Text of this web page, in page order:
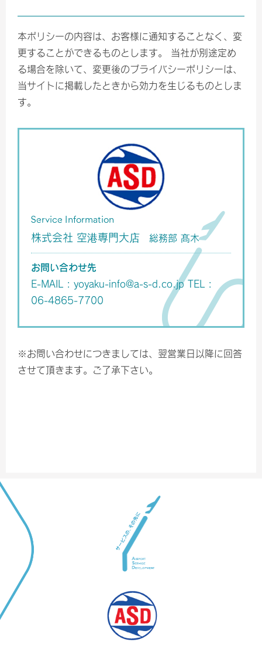
本ポリシーの内容は、お客様に通知することなく、変
更することができるものとします。 当社が別途定め
る場合を除いて、変更後のプライバシーポリシーは、
当サイトに掲載したときから効力を生じるものとしま
す。
Service Information
株式会社 空港専門大店 総務部 髙木
お問い合わせ先
E-MAIL : yoyaku-info@a-s-d.co.jpTEL :
06-4865-7700
※お問い合わせにつきましては、翌営業日以降に回答
させて頂きます。ご了承下さい。